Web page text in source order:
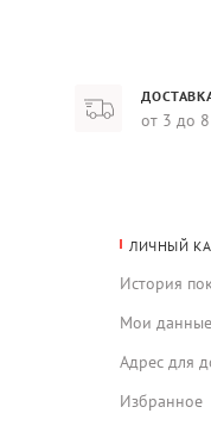
от 3 до
ЛИЧНЫЙ
История
Мои данные
Адрес для
Избранное